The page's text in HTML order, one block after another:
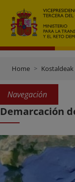
Home
Navegación
Demarcación